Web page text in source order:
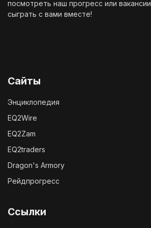
посмотреть наш прогресс или вакансии
сыграть с вами вместе!
Сайты
Энциклопедия
EQ2Wire
EQ2Zam
EQ2traders
Dragon's Armory
Рейдпрогресс
Ссылки